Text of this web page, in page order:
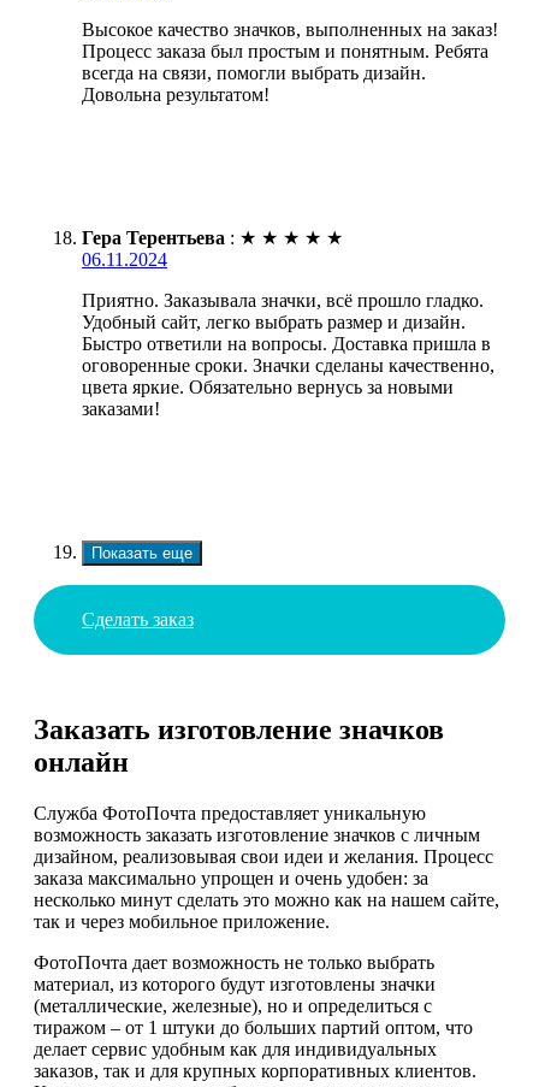
Высокое качество значков, выполненных на заказ!
Процесс заказа был простым и понятным. Ребята
всегда на связи, помогли выбрать дизайн.
Довольна результатом!
Гера Терентьева : ★ ★ ★ ★ ★
06.11.2024
Приятно. Заказывала значки, всё прошло гладко.
Удобный сайт, легко выбрать размер и дизайн.
Быстро ответили на вопросы. Доставка пришла в
оговоренные сроки. Значки сделаны качественно,
цвета яркие. Обязательно вернусь за новыми
заказами!
Показать еще
Сделать заказ
Заказать изготовление значков
онлайн
Служба ФотоПочта предоставляет уникальную
возможность заказать изготовление значков с личным
дизайном, реализовывая свои идеи и желания. Процесс
заказа максимально упрощен и очень удобен: за
несколько минут сделать это можно как на нашем сайте,
так и через мобильное приложение.
ФотоПочта дает возможность не только выбрать
материал, из которого будут изготовлены значки
(металлические, железные), но и определиться с
тиражом – от 1 штуки до больших партий оптом, что
делает сервис удобным как для индивидуальных
заказов, так и для крупных корпоративных клиентов.